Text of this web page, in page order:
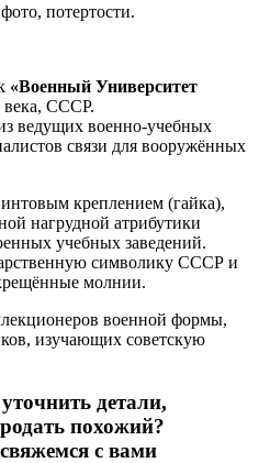
потертости.
«Военный Университет
века, СССР.
ведущих военно-учебных
связи для вооружённых
креплением (гайка),
нагрудной атрибутики
учебных заведений.
символику СССР и
молнии.
военной формы,
изучающих советскую
детали,
похожий?
с вами